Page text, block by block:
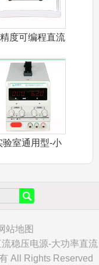
度可编程直流
验室通用型-小
站地图
稳压电源-大功率直流
All Rights Reserved